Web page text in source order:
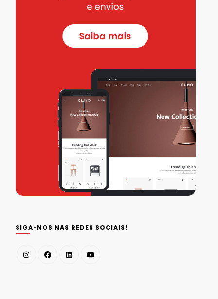
SIGA-NOS NAS REDES SOCIAIS!